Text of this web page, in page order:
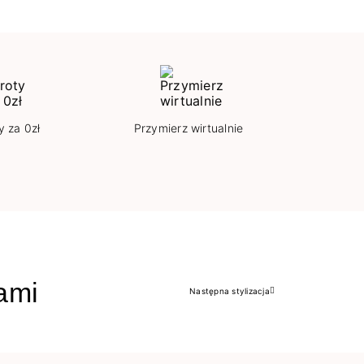
za 0zł Przymierz wirtualnie
Następny
Następna stylizacja